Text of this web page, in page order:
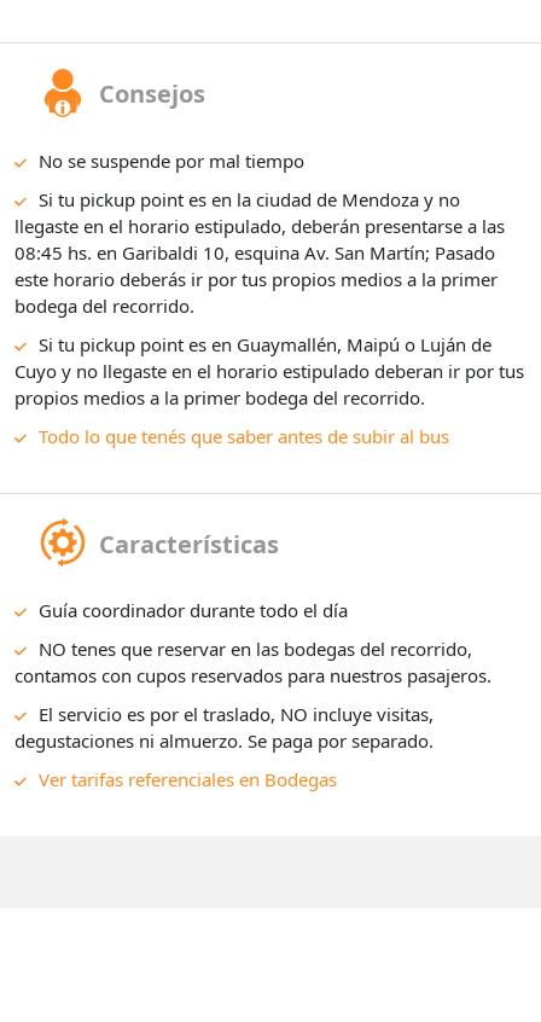
Consejos
No se suspende por mal tiempo
Si tu pickup point es en la ciudad de Mendoza y no
llegaste en el horario estipulado, deberán presentarse a las
08:45 hs. en Garibaldi 10, esquina Av. San Martín; Pasado
este horario deberás ir por tus propios medios a la primer
bodega del recorrido.
Si tu pickup point es en Guaymallén, Maipú o Luján de
Cuyo y no llegaste en el horario estipulado deberan ir por tus
propios medios a la primer bodega del recorrido.
Todo lo que tenés que saber antes de subir al bus
Características
Guía coordinador durante todo el día
NO tenes que reservar en las bodegas del recorrido,
contamos con cupos reservados para nuestros pasajeros.
El servicio es por el traslado, NO incluye visitas,
degustaciones ni almuerzo. Se paga por separado.
Ver tarifas referenciales en Bodegas